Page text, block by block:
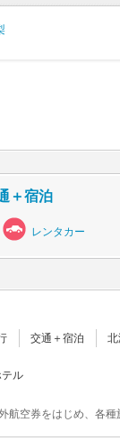
＋宿泊
レンタカー
交通＋宿泊
ル
航空券をはじめ、各